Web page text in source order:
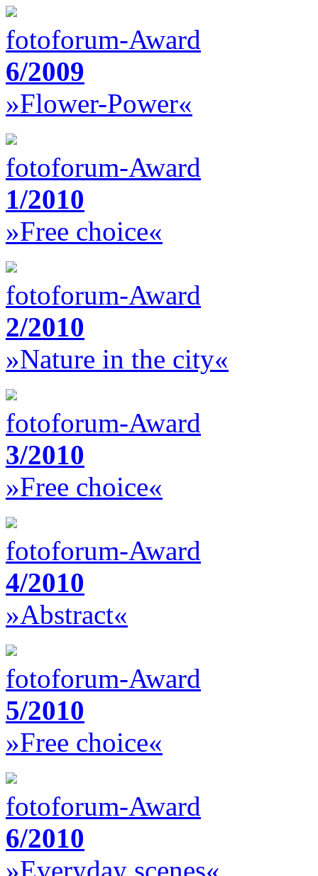
fotoforum-Award
6/2009
»Flower-Power«
fotoforum-Award
1/2010
»Free choice«
fotoforum-Award
2/2010
»Nature in the city«
fotoforum-Award
3/2010
»Free choice«
fotoforum-Award
4/2010
»Abstract«
fotoforum-Award
5/2010
»Free choice«
fotoforum-Award
6/2010